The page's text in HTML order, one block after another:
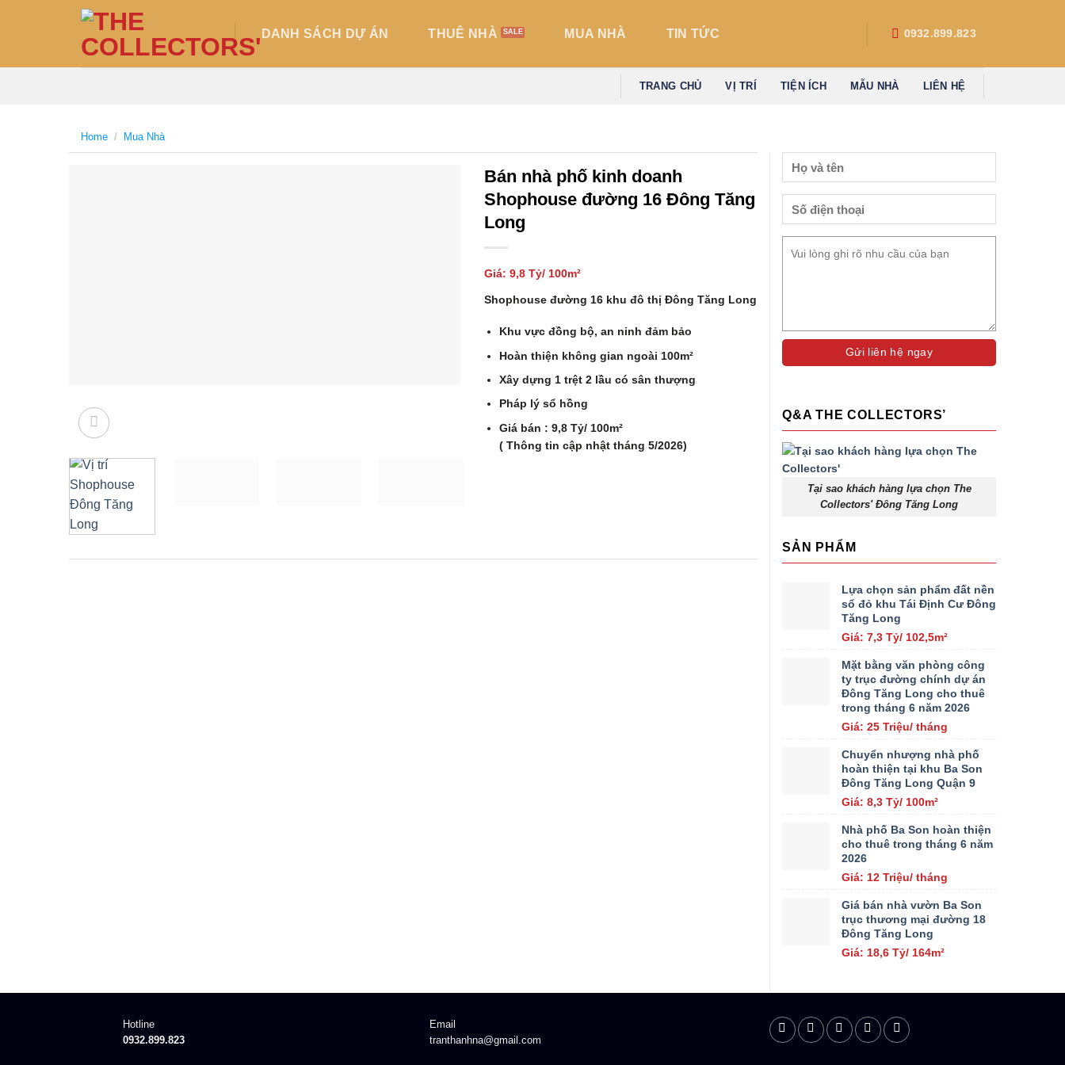
DANH SÁCH DỰ ÁN THUÊ NHÀ MUA NHÀ TIN TỨC 0932.899.823
TRANG CHỦ VỊ TRÍ TIỆN ÍCH MẪU NHÀ LIÊN HỆ
Home / Mua Nhà
Q&A THE COLLECTORS’
Tại sao khách hàng lựa chọn The
Collectors' Đông Tăng Long
SẢN PHẨM
Lựa chọn sản phẩm đất nền
sổ đỏ khu Tái Định Cư Đông
Tăng Long
Giá: 7,3 Tỷ/ 102,5m²
Mặt bằng văn phòng công
ty trục đường chính dự án
Đông Tăng Long cho thuê
trong tháng 6 năm 2026
Giá: 25 Triệu/ tháng
Chuyển nhượng nhà phố
hoàn thiện tại khu Ba Son
Đông Tăng Long Quận 9
Giá: 8,3 Tỷ/ 100m²
Nhà phố Ba Son hoàn thiện
cho thuê trong tháng 6 năm
2026
Giá: 12 Triệu/ tháng
Giá bán nhà vườn Ba Son
trục thương mại đường 18
Đông Tăng Long
Giá: 18,6 Tỷ/ 164m²
Bán nhà phố kinh doanh
Shophouse đường 16 Đông Tăng
Long
Giá: 9,8 Tỷ/ 100m²
Shophouse đường 16 khu đô thị Đông Tăng Long
Khu vực đồng bộ, an ninh đảm bảo
Hoàn thiện không gian ngoài 100m²
Xây dựng 1 trệt 2 lầu có sân thượng
Pháp lý sổ hồng
Giá bán : 9,8 Tỷ/ 100m²
( Thông tin cập nhật tháng 5/2026)
Hotline
0932.899.823
Email
tranthanhna@gmail.com